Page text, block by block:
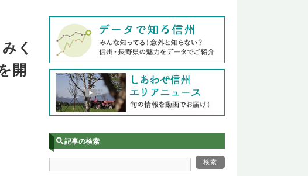
く
開
記事の検索